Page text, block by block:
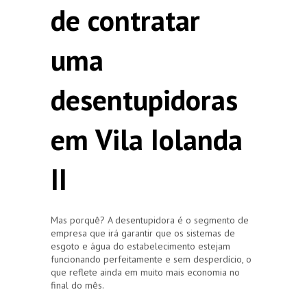
de contratar
uma
desentupidoras
em Vila Iolanda
II
Mas porquê? A desentupidora é o segmento de
empresa que irá garantir que os sistemas de
esgoto e água do estabelecimento estejam
funcionando perfeitamente e sem desperdício, o
que reflete ainda em muito mais economia no
final do mês.